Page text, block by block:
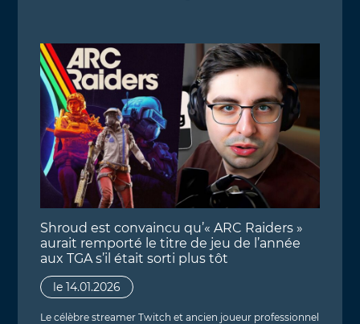
Shroud est convaincu qu’« ARC Raiders »
aurait remporté le titre de jeu de l’année
aux TGA s’il était sorti plus tôt
le 14.01.2026
Le célèbre streamer Twitch et ancien joueur professionnel